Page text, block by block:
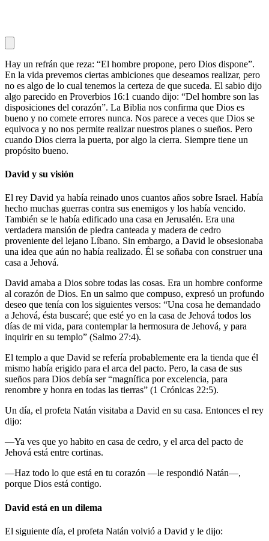
Hay un refrán que reza: “El hombre propone, pero Dios dispone”.
En la vida prevemos ciertas ambiciones que deseamos realizar, pero
no es algo de lo cual tenemos la certeza de que suceda. El sabio dijo
algo parecido en Proverbios 16:1 cuando dijo: “Del hombre son las
disposiciones del corazón”. La Biblia nos confirma que Dios es
bueno y no comete errores nunca. Nos parece a veces que Dios se
equivoca y no nos permite realizar nuestros planes o sueños. Pero
cuando Dios cierra la puerta, por algo la cierra. Siempre tiene un
propósito bueno.
David y su visión
El rey David ya había reinado unos cuantos años sobre Israel. Había
hecho muchas guerras contra sus enemigos y los había vencido.
También se le había edificado una casa en Jerusalén. Era una
verdadera mansión de piedra canteada y madera de cedro
proveniente del lejano Líbano. Sin embargo, a David le obsesionaba
una idea que aún no había realizado. Él se soñaba con construer una
casa a Jehová.
David amaba a Dios sobre todas las cosas. Era un hombre conforme
al corazón de Dios. En un salmo que compuso, expresó un profundo
deseo que tenía con los siguientes versos: “Una cosa he demandado
a Jehová, ésta buscaré; que esté yo en la casa de Jehová todos los
días de mi vida, para contemplar la hermosura de Jehová, y para
inquirir en su templo” (Salmo 27:4).
El templo a que David se refería probablemente era la tienda que él
mismo había erigido para el arca del pacto. Pero, la casa de sus
sueños para Dios debía ser “magnífica por excelencia, para
renombre y honra en todas las tierras” (1 Crónicas 22:5).
Un día, el profeta Natán visitaba a David en su casa. Entonces el rey
dijo:
—Ya ves que yo habito en casa de cedro, y el arca del pacto de
Jehová está entre cortinas.
—Haz todo lo que está en tu corazón —le respondió Natán—,
porque Dios está contigo.
David está en un dilema
El siguiente día, el profeta Natán volvió a David y le dijo: